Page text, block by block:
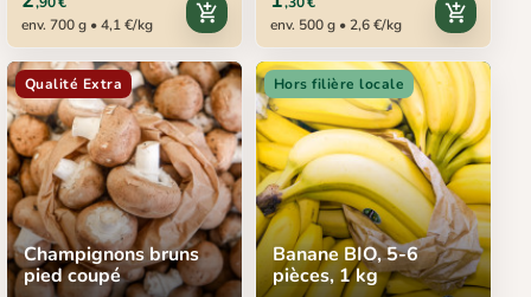
env. 700 g • 4,1 €/kg
add_shopping_cart
env. 500 g • 2,6 €/kg
add_shopping_cart
Qualité Extra
Champignons bruns
pied coupé
Hors filière locale
Banane BIO, 5-6
pièces, 1 kg